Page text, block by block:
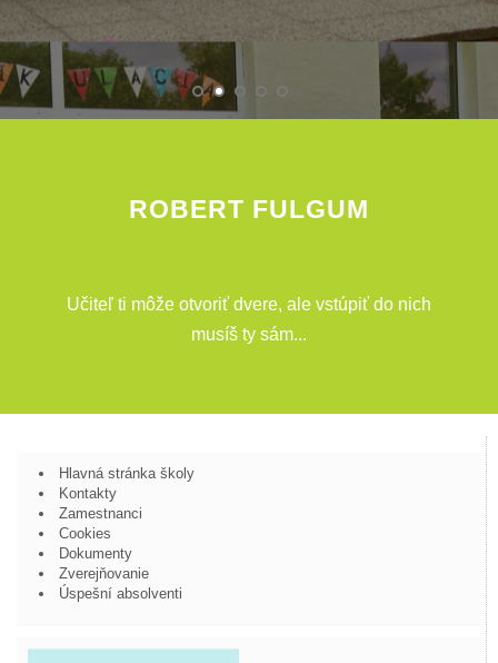
ROBERT FULGUM
Učiteľ ti môže otvoriť dvere, ale vstúpiť do nich
musíš ty sám...
Hlavná stránka školy
Kontakty
Zamestnanci
Cookies
Dokumenty
Zverejňovanie
Úspešní absolventi